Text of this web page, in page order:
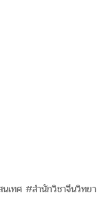
เทศ #สำนักวิชาจีนวิทยา